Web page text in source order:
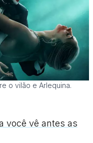
o vilão e Arlequina.
você vê antes as